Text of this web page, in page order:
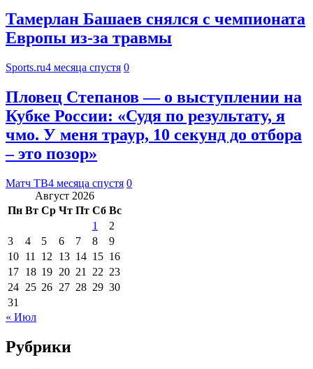
Тамерлан Башаев снялся с чемпионата
Европы из-за травмы
Sports.ru4 месяца спустя 0
Пловец Степанов — о выступлении на
Кубке России: «Судя по результату, я
чмо. У меня траур, 10 секунд до отбора
– это позор»
Матч ТВ4 месяца спустя 0
Август 2026
Пн Вт Ср Чт Пт Сб Вс
1
2
3
4 5 6 7 8
9
10 11 12 13 14 15 16
17 18 19 20 21 22 23
24 25 26 27 28 29 30
31
« Июл
Рубрики